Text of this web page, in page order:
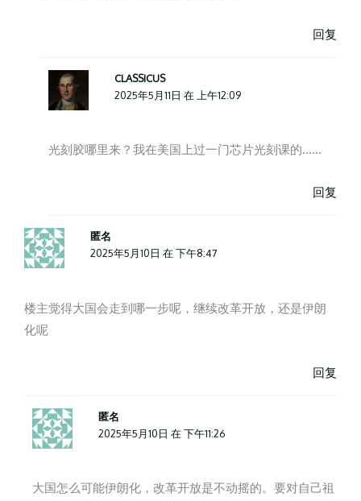
回复
CLASSICUS
2025年5月11日 在 上午12:09
光刻胶哪里来？我在美国上过一门芯片光刻课的……
回复
匿名
2025年5月10日 在 下午8:47
楼主觉得大国会走到哪一步呢，继续改革开放，还是伊朗
化呢
回复
匿名
2025年5月10日 在 下午11:26
大国怎么可能伊朗化，改革开放是不动摇的。要对自己祖